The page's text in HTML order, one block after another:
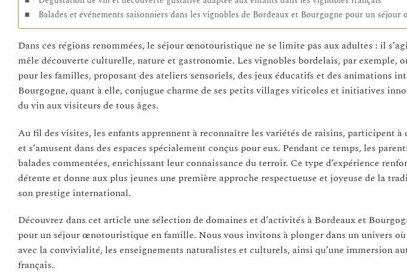
Balades et événements saisonniers dans les vignobles de Bordeaux et Bourgogne pour un
Dans ces régions renommées, le séjour œnotouristique ne se limite pas aux adultes : il
mêle découverte culturelle, nature et gastronomie. Les vignobles bordelais, par exemple,
pour les familles, proposant des ateliers sensoriels, des jeux éducatifs et des animations
Bourgogne, quant à elle, conjugue charme de ses petits villages viticoles et initiatives
du vin aux visiteurs de tous âges.
Au fil des visites, les enfants apprennent à reconnaître les variétés de raisins, participent à
et s’amusent dans des espaces spécialement conçus pour eux. Pendant ce temps, les
balades commentées, enrichissant leur connaissance du terroir. Ce type d’expérience
détente et donne aux plus jeunes une première approche respectueuse et joyeuse de la
son prestige international.
Découvrez dans cet article une sélection de domaines et d’activités à Bordeaux et
pour un séjour œnotouristique en famille. Nous vous invitons à plonger dans un univers
avec la convivialité, les enseignements naturalistes et culturels, ainsi qu’une immersion
français.